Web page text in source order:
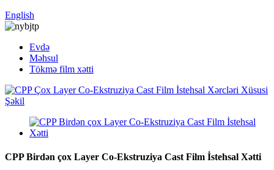
English
Evdə
Məhsul
Tökmə film xətti
CPP Birdən çox Layer Co-Ekstruziya Cast Film İstehsal Xətti